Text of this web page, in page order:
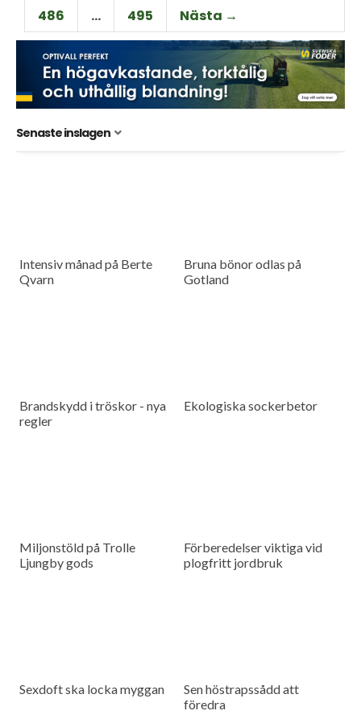
486
… 495 Nästa →
Senaste inslagen
Intensiv månad på Berte
Qvarn
Bruna bönor odlas på
Gotland
Brandskydd i tröskor - nya
regler
Ekologiska sockerbetor
Miljonstöld på Trolle
Ljungby gods
Förberedelser viktiga vid
plogfritt jordbruk
Sexdoft ska locka myggan
Sen höstrapssådd att
föredra